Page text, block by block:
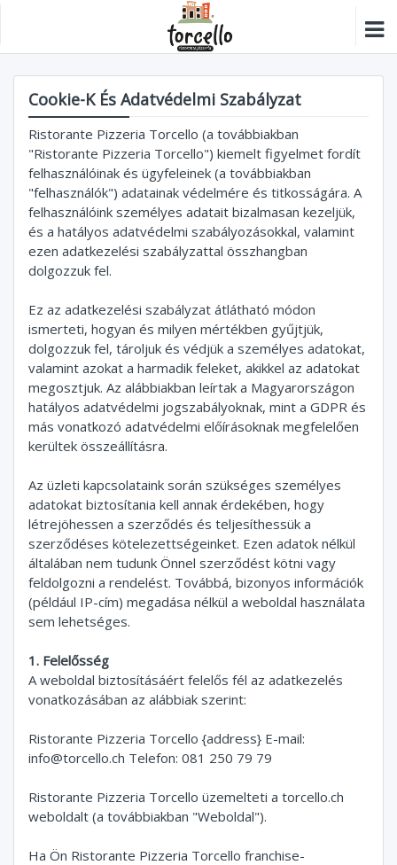
Cookie-K És Adatvédelmi Szabályzat
Ristorante Pizzeria Torcello (a továbbiakban
"Ristorante Pizzeria Torcello") kiemelt figyelmet fordít
felhasználóinak és ügyfeleinek (a továbbiakban
"felhasználók") adatainak védelmére és titkosságára. A
felhasználóink személyes adatait bizalmasan kezeljük,
és a hatályos adatvédelmi szabályozásokkal, valamint
ezen adatkezelési szabályzattal összhangban
dolgozzuk fel.
Ez az adatkezelési szabályzat átlátható módon
ismerteti, hogyan és milyen mértékben gyűjtjük,
dolgozzuk fel, tároljuk és védjük a személyes adatokat,
valamint azokat a harmadik feleket, akikkel az adatokat
megosztjuk. Az alábbiakban leírtak a Magyarországon
hatályos adatvédelmi jogszabályoknak, mint a GDPR és
más vonatkozó adatvédelmi előírásoknak megfelelően
kerültek összeállításra.
Az üzleti kapcsolataink során szükséges személyes
adatokat biztosítania kell annak érdekében, hogy
létrejöhessen a szerződés és teljesíthessük a
szerződéses kötelezettségeinket. Ezen adatok nélkül
általában nem tudunk Önnel szerződést kötni vagy
feldolgozni a rendelést. Továbbá, bizonyos információk
(például IP-cím) megadása nélkül a weboldal használata
sem lehetséges.
1. Felelősség
A weboldal biztosításáért felelős fél az adatkezelés
vonatkozásában az alábbiak szerint:
Ristorante Pizzeria Torcello {address} E-mail:
info@torcello.ch Telefon: 081 250 79 79
Ristorante Pizzeria Torcello üzemelteti a torcello.ch
weboldalt (a továbbiakban "Weboldal").
Ha Ön Ristorante Pizzeria Torcello franchise-